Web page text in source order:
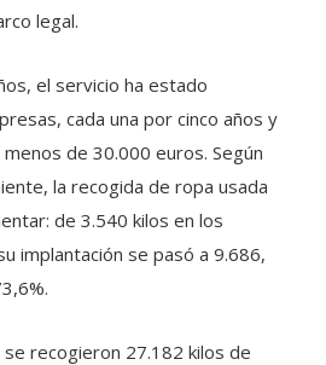
legal.
el servicio ha estado
cada una por cinco años y
de 30.000 euros. Según
la recogida de ropa usada
de 3.540 kilos en los
implantación se pasó a 9.686,
recogieron 27.182 kilos de